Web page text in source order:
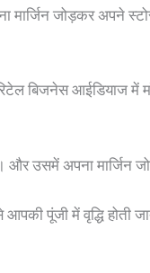
मार्जिन जोड़कर अपने
बिजनेस आईडियाज में
उसमें अपना मार्जिन
पूंजी में वृद्धि होती